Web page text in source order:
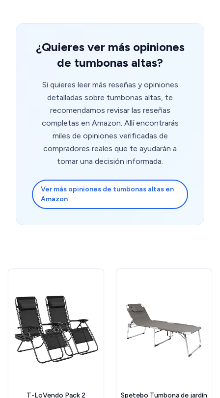
¿Quieres ver más opiniones
de tumbonas altas?
Si quieres leer más reseñas y opiniones
detalladas sobre tumbonas altas, te
recomendamos revisar las reseñas
completas en Amazon. Allí encontrarás
miles de opiniones verificadas de
compradores reales que te ayudarán a
tomar una decisión informada.
Ver más opiniones de tumbonas altas en
Amazon
T-LoVendo Pack 2
Spetebo Tumbona de jardín